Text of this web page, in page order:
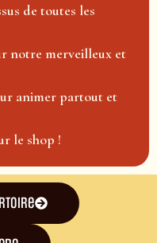
de toutes les
notre merveilleux et
animer partout et
le shop !